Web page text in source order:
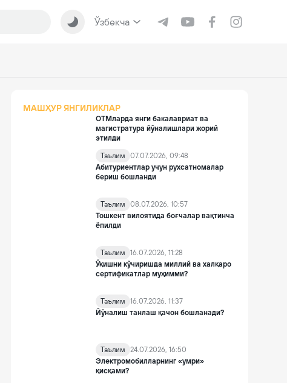
Ўзбекча
МАШҲУР ЯНГИЛИКЛАР
ОТМларда янги бакалавриат ва
магистратура йўналишлари жорий
этилди
Таълим
07.07.2026, 09:48
Абитуриентлар учун рухсатномалар
бериш бошланди
Таълим
08.07.2026, 10:57
Тошкент вилоятида боғчалар вақтинча
ёпилди
Таълим
16.07.2026, 11:28
Ўқишни кўчиришда миллий ва халқаро
сертификатлар муҳимми?
Таълим
16.07.2026, 11:37
Йўналиш танлаш қачон бошланади?
Таълим
24.07.2026, 16:50
Электромобилларнинг «умри»
қисқами?